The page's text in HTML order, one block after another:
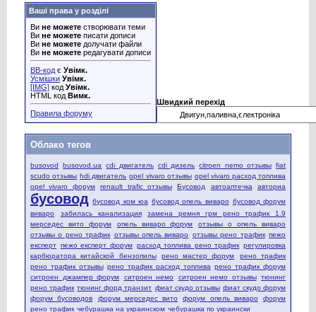
Ваші права у розділі
Ви не можете створювати теми
Ви не можете писати дописи
Ви не можете долучати файли
Ви не можете редагувати дописи
BB-код є Увімк.
Усмішки Увімк.
[IMG] код Увімк.
HTML код Вимк.
Правила форуму
Швидкий перехід
Облако тегов
busovod busovod.ua cdi двигатель cdi дизель citroen nemo отзывы fiat
scudo отзывы hdi двигатель opel vivaro отзывы opel vivaro расход топлива
opel vivaro форум
renault trafic отзывы Бусовод автоаптечка авториа
бусовод бусовод ком юа бусовод опель виваро бусовод форум
виваро
забилась канализация
замена ремня грм рено трафик 1.9
мерседес вито форум
опель виваро форум
отзывы о опель виваро
отзывы о рено трафик отзывы опель виваро отзывы рено трафик пежо
експерт пежо експерт форум расход топлива рено трафик регулировка
карбюратора китайской бензопилы
рено мастер форум
рено трафик
рено трафик отзывы рено трафик расход топлива рено трафик форум
ситроен джампер форум
ситроен немо ситроен немо отзывы тюнинг
рено трафик тюнинг форд транзит фиат скудо отзывы фиат скудо форум
форум бусоводов
форум мерседес вито форум опель виваро
форум
рено трафик чебурашка на украинском чебурашка по украински